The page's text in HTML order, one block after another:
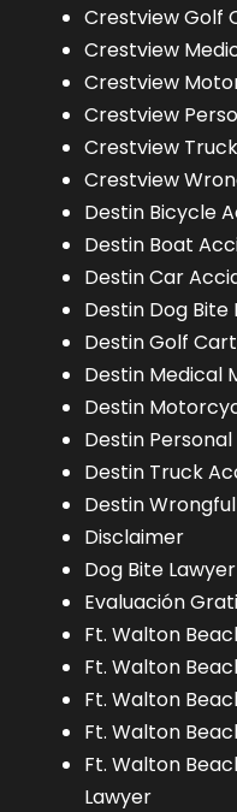
Crestview Golf
Crestview
Crestview
Crestview
Crestview
Crestview
Destin Bicycle
Destin Boat
Destin Car
Destin Dog Bite
Destin Golf
Destin Medical
Destin
Destin
Destin Truck
Destin
Disclaimer
Dog Bite Lawyer
Evaluación
Ft. Walton
Ft. Walton
Ft. Walton
Ft. Walton
Ft. Walton
Lawyer